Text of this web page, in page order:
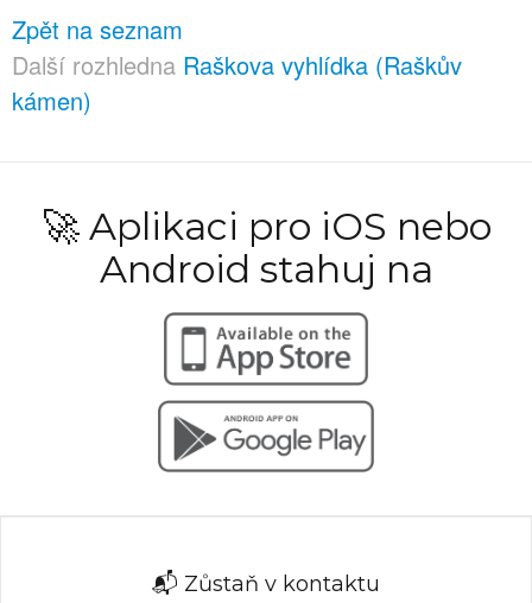
Zpět na seznam
Další rozhledna Raškova vyhlídka (Raškův
kámen)
🚀 Aplikaci pro iOS nebo
Android stahuj na
📬 Zůstaň v kontaktu